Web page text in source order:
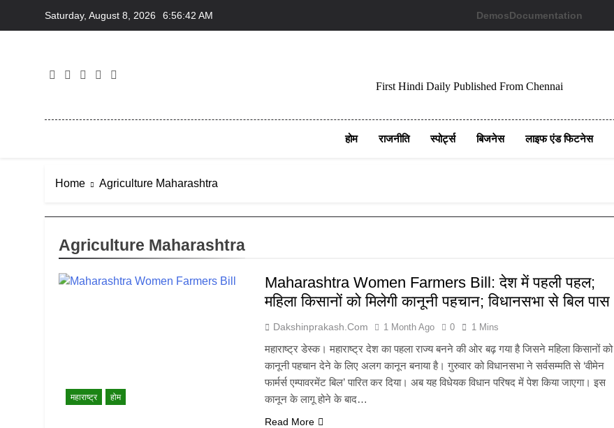
Saturday, August 8, 2026 6:56:42 AM DemosDocumentation
First Hindi Daily Published From Chennai
होम राजनीति स्पोर्ट्स बिजनेस लाइफ एंड फिटनेस
Home Agriculture Maharashtra
Agriculture Maharashtra
महाराष्ट्र होम
Maharashtra Women Farmers Bill: देश में पहली पहल;
महिला किसानों को मिलेगी कानूनी पहचान; विधानसभा से बिल पास
Dakshinprakash.com 1 Month Ago 0 1 Mins
महाराष्ट्र डेस्क। महाराष्ट्र देश का पहला राज्य बनने की ओर बढ़ गया है जिसने महिला किसानों को
कानूनी पहचान देने के लिए अलग कानून बनाया है। गुरुवार को विधानसभा ने सर्वसम्मति से ‘वीमेन
फार्मर्स एम्पावरमेंट बिल’ पारित कर दिया। अब यह विधेयक विधान परिषद में पेश किया जाएगा। इस
कानून के लागू होने के बाद…
Read More